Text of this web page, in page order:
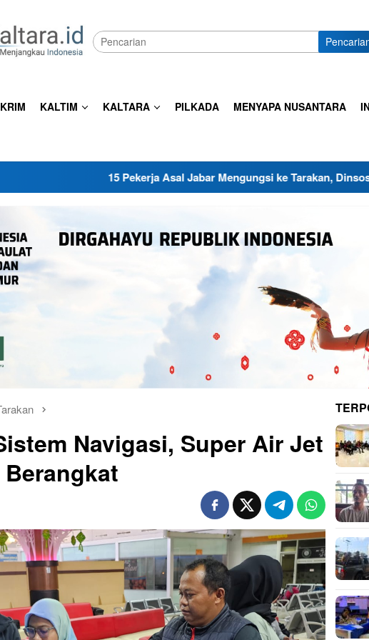
KALTIM KALTARA PILKADA MENYAPA NUSANTARA
Pekerja Asal Jabar Mengungsi ke Tarakan, Dinsos Turun Tangan
Navigasi, Super Air Jet